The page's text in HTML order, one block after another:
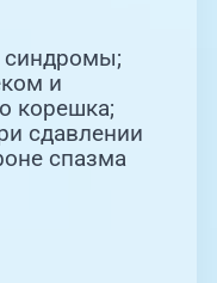
синдромы;
и
корешка;
сдавлении
спазма